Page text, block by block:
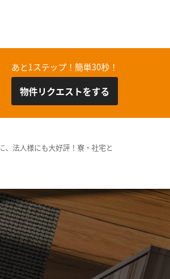
あと1ステップ！簡単30秒！
物件リクエストをする
、法人様にも大好評！寮・社宅と